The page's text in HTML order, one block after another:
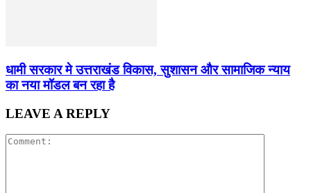
धामी सरकार मे उत्तराखंड विकास, सुशासन और सामाजिक न्याय
का नया मॉडल बन रहा है
LEAVE A REPLY